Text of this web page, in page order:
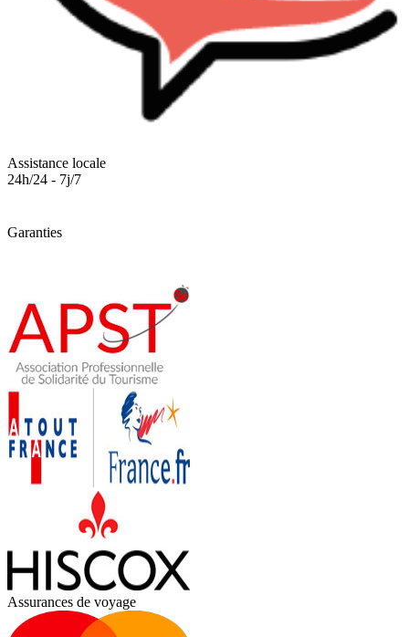
Assistance locale
24h/24 - 7j/7
Garanties
Assurances de voyage